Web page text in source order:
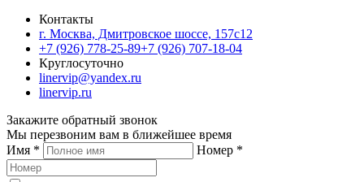
Контакты
г. Москва, Дмитровское шоссе, 157c12
+7 (926) 778-25-89+7 (926) 707-18-04
Круглосуточно
linervip@yandex.ru
linervip.ru
Закажите обратный звонок
Мы перезвоним вам в ближейшее время
Имя * Номер *